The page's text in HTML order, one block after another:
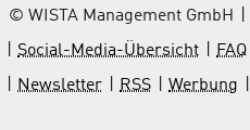
© WISTA Management GmbH
Social-Media-Übersicht
FAQ
Newsletter
RSS Werbung